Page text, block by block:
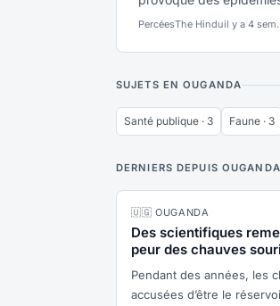
PercéesThe Hinduil y a 4 sem.
SUJETS EN OUGANDA
Santé publique · 3 Faune · 3
DERNIERS DEPUIS OUGANDA
🇺🇬 OUGANDA
Des scientifiques
peur des chauves
sur Ebola
Pendant des années, les
accusées d’être le